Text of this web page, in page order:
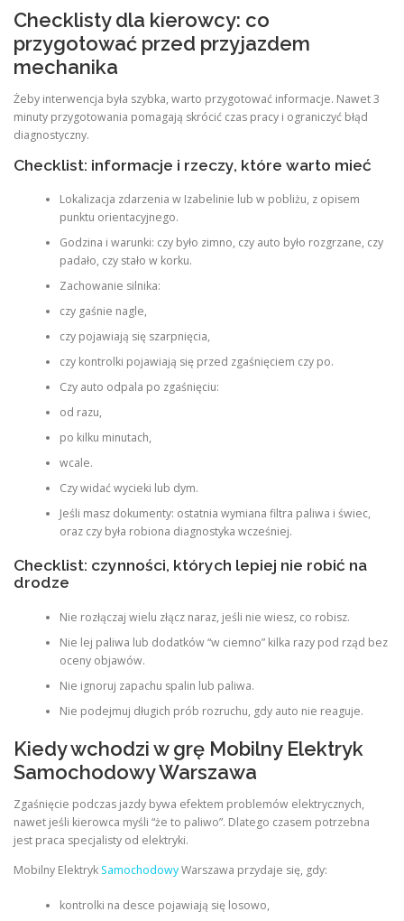
Checklisty dla kierowcy: co
przygotować przed przyjazdem
mechanika
Żeby interwencja była szybka, warto przygotować informacje. Nawet 3
minuty przygotowania pomagają skrócić czas pracy i ograniczyć błąd
diagnostyczny.
Checklist: informacje i rzeczy, które warto mieć
Lokalizacja zdarzenia w Izabelinie lub w pobliżu, z opisem
punktu orientacyjnego.
Godzina i warunki: czy było zimno, czy auto było rozgrzane, czy
padało, czy stało w korku.
Zachowanie silnika:
czy gaśnie nagle,
czy pojawiają się szarpnięcia,
czy kontrolki pojawiają się przed zgaśnięciem czy po.
Czy auto odpala po zgaśnięciu:
od razu,
po kilku minutach,
wcale.
Czy widać wycieki lub dym.
Jeśli masz dokumenty: ostatnia wymiana filtra paliwa i świec,
oraz czy była robiona diagnostyka wcześniej.
Checklist: czynności, których lepiej nie robić na
drodze
Nie rozłączaj wielu złącz naraz, jeśli nie wiesz, co robisz.
Nie lej paliwa lub dodatków “w ciemno” kilka razy pod rząd bez
oceny objawów.
Nie ignoruj zapachu spalin lub paliwa.
Nie podejmuj długich prób rozruchu, gdy auto nie reaguje.
Kiedy wchodzi w grę Mobilny Elektryk
Samochodowy Warszawa
Zgaśnięcie podczas jazdy bywa efektem problemów elektrycznych,
nawet jeśli kierowca myśli “że to paliwo”. Dlatego czasem potrzebna
jest praca specjalisty od elektryki.
Mobilny Elektryk SamochodowyWarszawa przydaje się, gdy:
kontrolki na desce pojawiają się losowo,